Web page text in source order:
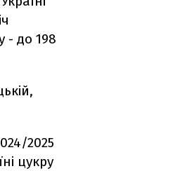
- до 198
2025
цукру